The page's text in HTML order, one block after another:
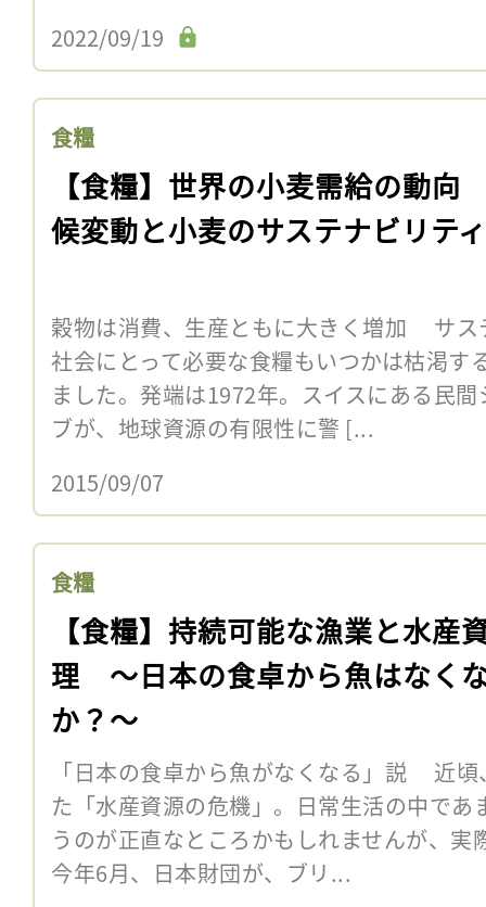
2022/09/19
食糧
【食糧】世界の小麦需給の動
候変動と小麦のサステナビリテ
穀物は消費、生産ともに大きく増加 サス
社会にとって必要な食糧もいつかは枯渇す
ました。発端は1972年。スイスにある民
ブが、地球資源の有限性に警 [...
2015/09/07
食糧
【食糧】持続可能な漁業と水産
理 〜日本の食卓から魚はなく
か？〜
「日本の食卓から魚がなくなる」説 近
た「水産資源の危機」。日常生活の中で
うのが正直なところかもしれませんが、実
今年6月、日本財団が、ブリ...